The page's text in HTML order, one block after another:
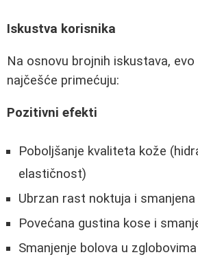
Iskustva korisnika
Na osnovu brojnih iskustava,
najčešće primećuju:
Pozitivni efekti
Poboljšanje kvaliteta kože
elastičnost)
Ubrzan rast noktuja i
Povećana gustina kose i
Smanjenje bolova u